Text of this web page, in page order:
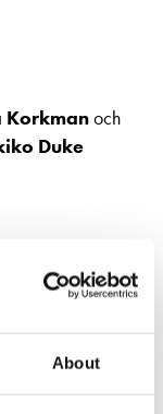
About
Korkmanoch
Duke
samtalar